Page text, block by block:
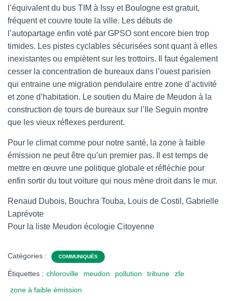
l’équivalent du bus TIM à Issy et Boulogne est gratuit,
fréquent et couvre toute la ville. Les débuts de
l’autopartage enfin voté par GPSO sont encore bien trop
timides. Les pistes cyclables sécurisées sont quant à elles
inexistantes ou empiètent sur les trottoirs. Il faut également
cesser la concentration de bureaux dans l’ouest parisien
qui entraine une migration pendulaire entre zone d’activité
et zone d’habitation. Le soutien du Maire de Meudon à la
construction de tours de bureaux sur l’Ile Seguin montre
que les vieux réflexes perdurent.
Pour le climat comme pour notre santé, la zone à faible
émission ne peut être qu’un premier pas. Il est temps de
mettre en œuvre une politique globale et réfléchie pour
enfin sortir du tout voiture qui nous mène droit dans le mur.
Renaud Dubois, Bouchra Touba, Louis de Costil, Gabrielle
Laprévote
Pour la liste Meudon écologie Citoyenne
Catégories : COMMUNIQUÉS
Étiquettes : chloroville meudon pollution tribune
zfe
zone à faible émission